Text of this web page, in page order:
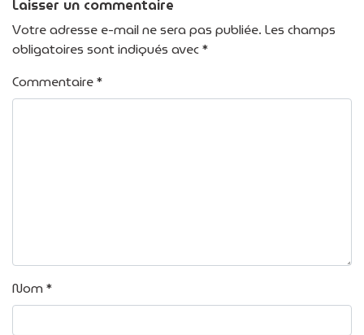
Laisser un commentaire
Votre adresse e-mail ne sera pas publiée. Les champs
obligatoires sont indiqués avec*
Commentaire*
Nom*